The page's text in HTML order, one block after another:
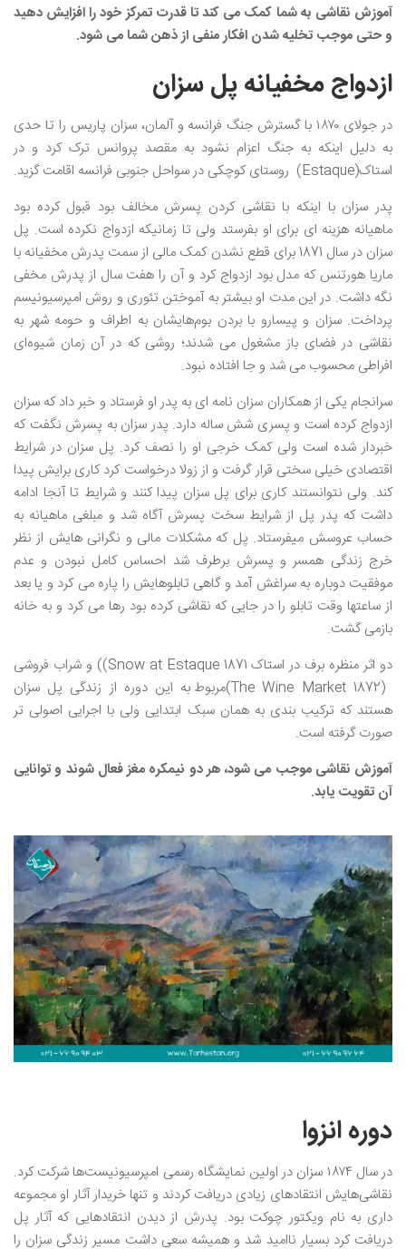
آموزش نقاشی به شما کمک می کند تا قدرت تمرکز خود را افزایش دهید
و حتی موجب تخلیه شدن افکار منفی از ذهن شما می شود.
ازدواج مخفیانه پل سزان
در جولای ۱۸۷۰ با گسترش جنگ فرانسه و آلمان، سزان پاریس را تا حدی
به دلیل اینکه به جنگ اعزام نشود به مقصد پروانس ترک کرد و در
استاک(Estaque) روستای کوچکی در سواحل جنوبی فرانسه اقامت گزید.
پدر سزان با اینکه با نقاشی کردن پسرش مخالف بود قبول کرده بود
ماهیانه هزینه ای برای او بفرستد ولی تا زمانیکه ازدواج نکرده است. پل
سزان در سال 1871 برای قطع نشدن کمک مالی از سمت پدرش مخفیانه با
ماریا هورتنس که مدل بود ازدواج کرد و آن را هفت سال از پدرش مخفی
نگه داشت. در این مدت او بیشتر به آموختن تئوری و روش امپرسیونیسم
پرداخت. سزان و پیسارو با بردن بوم‌هایشان به اطراف و حومه شهر به
نقاشی در فضای باز مشغول می شدند؛ روشی که در آن زمان شیوه‌ای
افراطی محسوب می ‌شد و جا افتاده نبود.
سرانجام یکی از همکاران سزان نامه ای به پدر او فرستاد و خبر داد که سزان
ازدواج کرده است و پسری شش ساله دارد. پدر سزان به پسرش نگفت که
خبردار شده است ولی کمک خرجی او را نصف کرد. پل سزان در شرایط
اقتصادی خیلی سختی قرار گرفت و از زولا درخواست کرد کاری برایش پیدا
کند. ولی نتوانستند کاری برای پل سزان پیدا کنند و شرایط تا آنجا ادامه
داشت که پدر پل از شرایط سخت پسرش آگاه شد و مبلغی ماهیانه به
حساب عروسش میفرستاد. پل که مشکلات مالی و نگرانی هایش از نظر
خرج زندگی همسر و پسرش برطرف شد احساس کامل نبودن و عدم
موفقیت دوباره به سراغش آمد و گاهی تابلوهایش را پاره می کرد و یا بعد
از ساعتها وقت تابلو را در جایی که نقاشی کرده بود رها می کرد و به خانه
بازمی گشت.
دو اثر منظره برف در استاک Snow at Estaque 1871)) و شراب فروشی
(The Wine Market 1872)مربوط به این دوره از زندگی پل سزان
هستند که ترکیب بندی به همان سبک ابتدایی ولی با اجرایی اصولی تر
صورت گرفته است.
آموزش نقاشی موجب می شود، هر دو نیمکره مغز فعال شوند و توانایی
آن تقویت یابد.
دوره انزوا
در سال ۱۸۷۴ سزان در اولین نمایشگاه رسمی امپرسیونیست‌ها شرکت کرد.
نقاشی‌هایش انتقادهای زیادی دریافت کردند و تنها خریدار آثار او مجموعه
داری به نام ویکتور چوکت بود. پدرش از دیدن انتقادهایی که آثار پل
دریافت کرد بسیار ناامید شد و همیشه سعی داشت مسیر زندگی سزان را